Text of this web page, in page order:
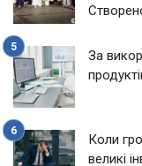
За
Коли
великі